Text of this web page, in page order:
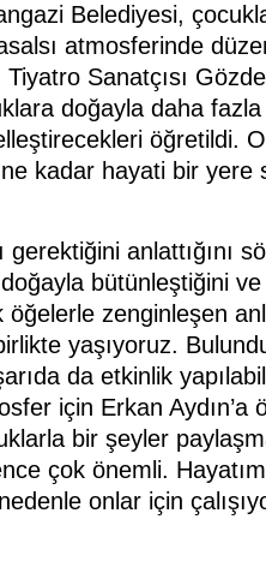
Belediyesi,
atmosferinde
Sanatçısı
doğayla daha
öğretildi.
kadar hayati bir yere
anlattığını
bütünleştiğini
öğelerle zenginleşen
yaşıyoruz.
da etkinlik
için Erkan Aydın’a
bir şeyler
çok önemli.
onlar için